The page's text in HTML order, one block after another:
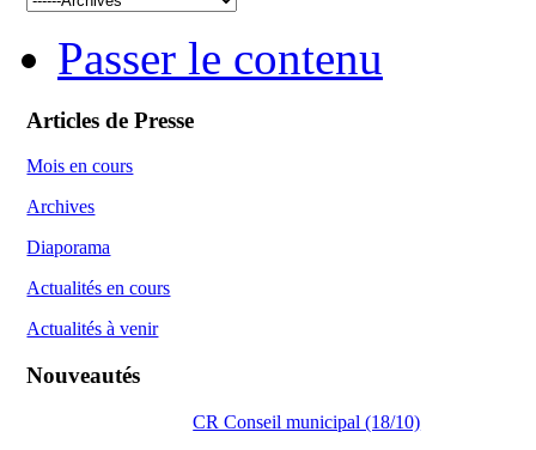
Passer le contenu
Articles de Presse
Mois en cours
Archives
Diaporama
Actualités en cours
Actualités à venir
Nouveautés
CR Conseil municipal (18/10)